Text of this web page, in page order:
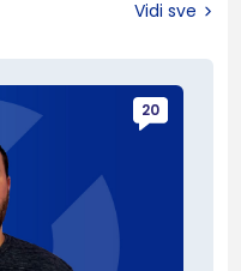
Vidi sve
20